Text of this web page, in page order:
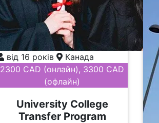
від 16 років
Канада
2300 CAD (онлайн), 3300 CAD
(офлайн)
University College
Transfer Program